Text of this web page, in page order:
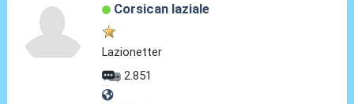
Corsican laziale
Lazionetter
2.851